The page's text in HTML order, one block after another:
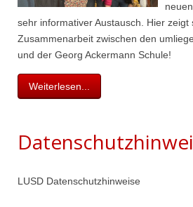
sehr informativer Austausch. Hier zeigt
Zusammenarbeit zwischen den
und der Georg Ackermann Schule!
Weiterlesen...
LUSD Datenschutzhinweise